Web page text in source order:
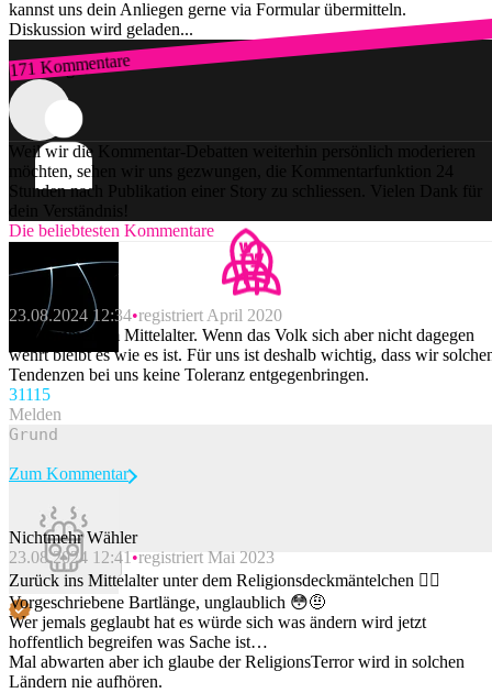
kannst uns dein Anliegen gerne via Formular übermitteln.
Diskussion wird geladen...
171 Kommentare
Zum Login
Weil wir die Kommentar-Debatten weiterhin persönlich moderieren
möchten, sehen wir uns gezwungen, die Kommentarfunktion 24
Stunden nach Publikation einer Story zu schliessen. Vielen Dank für
dein Verständnis!
Die beliebtesten Kommentare
23.08.2024 12:34 registriert April 2020
Willkommen im Mittelalter. Wenn das Volk sich aber nicht dagegen
wehrt bleibt es wie es ist. Für uns ist deshalb wichtig, dass wir
Tendenzen bei uns keine Toleranz entgegenbringen.
31115
Melden
Beitrag melden
Zum Kommentar
Nichtmehr Wähler
23.08.2024 12:41 registriert Mai 2023
Zurück ins Mittelalter unter dem Religionsdeckmäntelchen 🤷‍♂️
Vorgeschriebene Bartlänge, unglaublich 😳🤨
Wer jemals geglaubt hat es würde sich was ändern wird jetzt
hoffentlich begreifen was Sache ist…
Mal abwarten aber ich glaube der ReligionsTerror wird in solchen
Ländern nie aufhören.